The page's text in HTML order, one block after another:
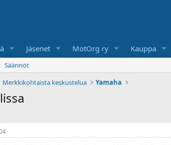
Jäsenet MotOrg ry Kauppa
Säännöt
Merkkikohtaista keskustelua Yamaha